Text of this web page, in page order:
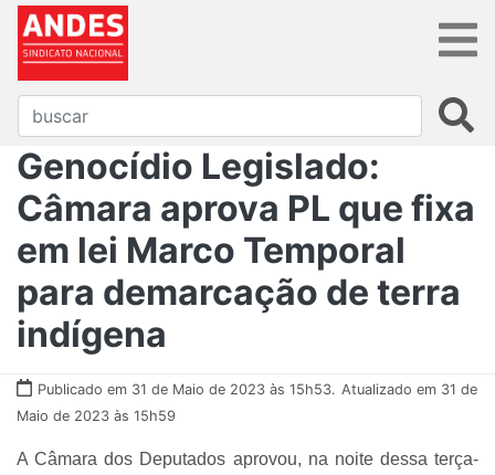
Genocídio Legislado:
Câmara aprova PL que fixa
em lei Marco Temporal
para demarcação de terra
indígena
Publicado em 31 de Maio de 2023 às 15h53. Atualizado em 31 de
Maio de 2023 às 15h59
A Câmara dos Deputados aprovou, na noite dessa terça-